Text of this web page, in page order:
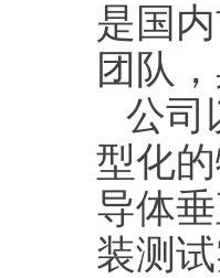
是国
团队
公司
型化
导体
装测